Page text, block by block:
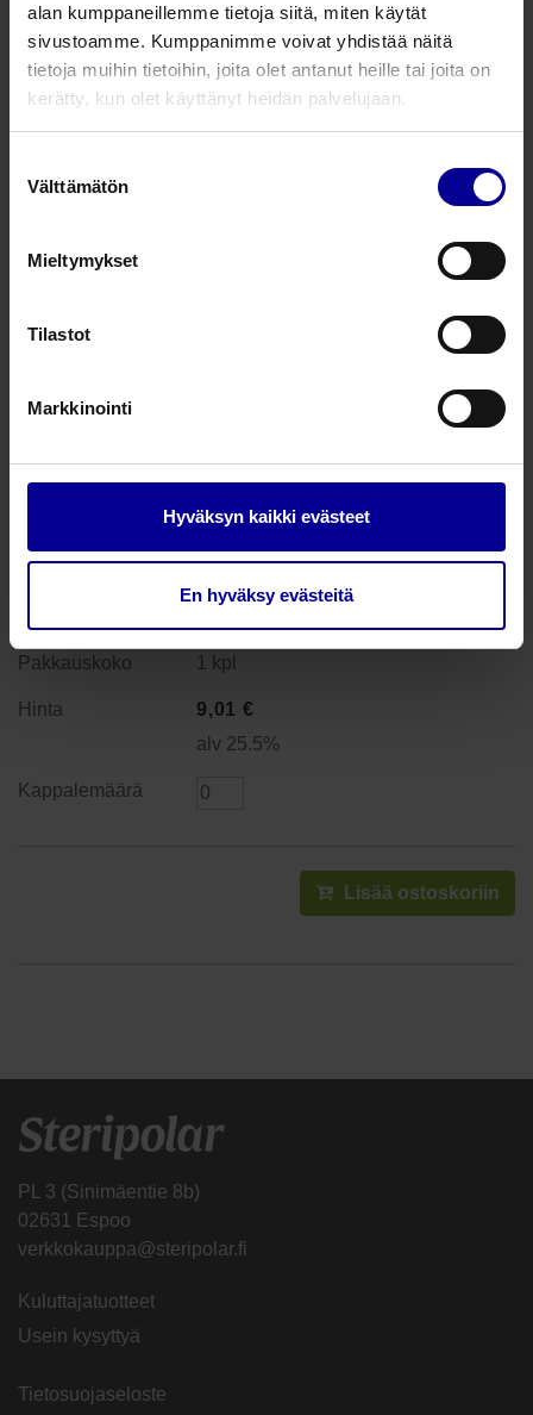
alan kumppaneillemme tietoja siitä, miten käytät
sivustoamme. Kumppanimme voivat yhdistää näitä
tietoja muihin tietoihin, joita olet antanut heille tai joita on
kerätty, kun olet käyttänyt heidän palvelujaan.
valinta
Välttämätön
Mieltymykset
Tilastot
Markkinointi
Hyväksyn kaikki evästeet
En hyväksy evästeitä
PolyMem Shapes Tube -
trakeostomia / dreenisidos - 7 x 7
cm
trakeostomia / dreenisidos - 9 x 9
cm
1 kpl
9,01 €
alv 25.5%
Lisää ostoskoriin
PL 3 (Sinimäentie 8b)
02631 Espoo
verkkokauppa@steripolar.fi
Kuluttajatuotteet
Usein kysyttyä
Tietosuojaseloste